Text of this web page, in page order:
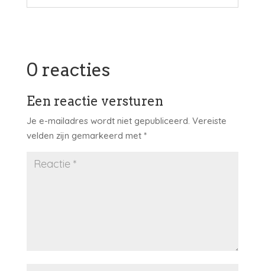
0 reacties
Een reactie versturen
Je e-mailadres wordt niet gepubliceerd. Vereiste
velden zijn gemarkeerd met *